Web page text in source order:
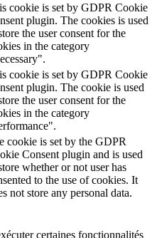
cookie is set by GDPR Cookie
plugin. The cookies is used
the user consent for the
in the category
cookie is set by GDPR Cookie
plugin. The cookie is used
the user consent for the
in the category
cookie is set by the GDPR
Consent plugin and is used
whether or not user has
to the use of cookies. It
not store any personal data.
certaines fonctionnalités